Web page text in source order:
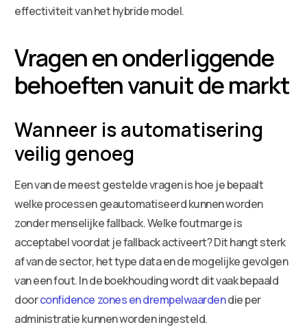
effectiviteit van het hybride model.
Vragen en onderliggende
behoeften vanuit de markt
Wanneer is automatisering
veilig genoeg
Een van de meest gestelde vragen is hoe je bepaalt
welke processen geautomatiseerd kunnen worden
zonder menselijke fallback. Welke foutmarge is
acceptabel voordat je fallback activeert? Dit hangt sterk
af van de sector, het type data en de mogelijke gevolgen
van een fout. In de boekhouding wordt dit vaak bepaald
doorconfidence zones en drempelwaardendie per
administratie kunnen worden ingesteld.